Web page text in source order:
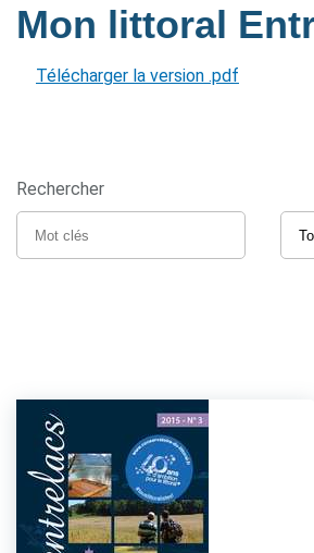
Mon littoral
Télécharger la version .pdf
Rechercher